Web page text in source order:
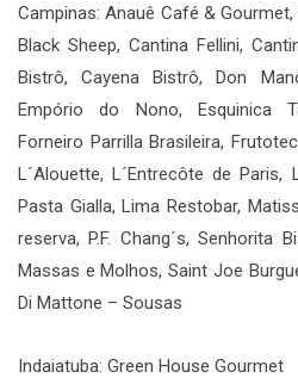
Campinas: Anauê Café &
Black Sheep, Cantina Fellini,
Bistrô, Cayena Bistrô, Don
Empório do Nono, Esquinica
Forneiro Parrilla Brasileira,
L´Alouette, L´Entrecôte de
Pasta Gialla, Lima Restobar,
reserva, P.F. Chang´s, Senhorita
Massas e Molhos, Saint Joe
Di Mattone – Sousas
Indaiatuba: Green House Gourmet